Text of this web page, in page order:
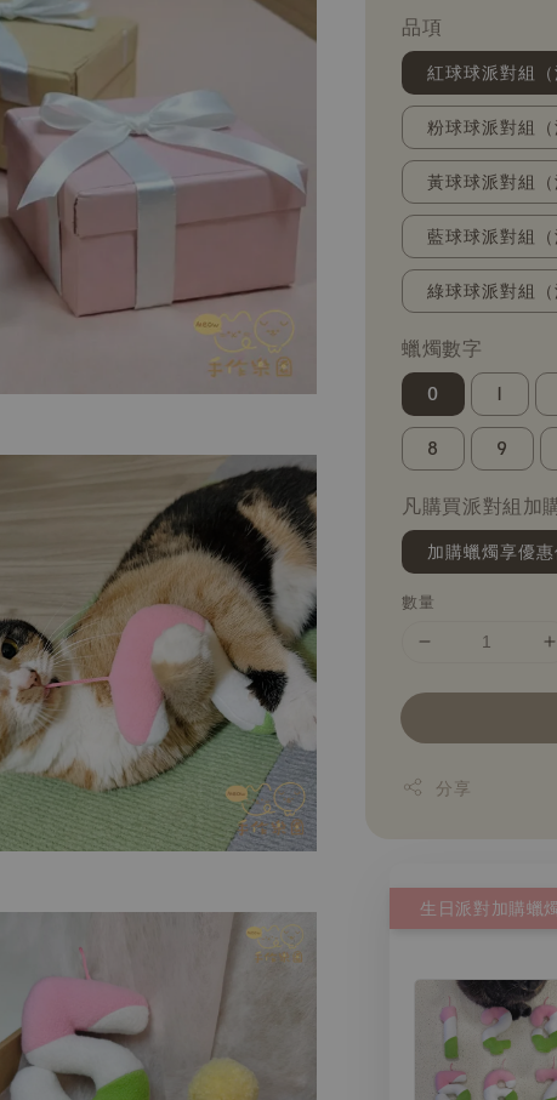
品項
紅球球派對組（
粉球球派對組（
黃球球派對組（
藍球球派對組（
綠球球派對組（
蠟燭數字
0 1
8 9
凡購買派對組加
加購蠟燭享優惠
數量
分享
生日派對加購蠟